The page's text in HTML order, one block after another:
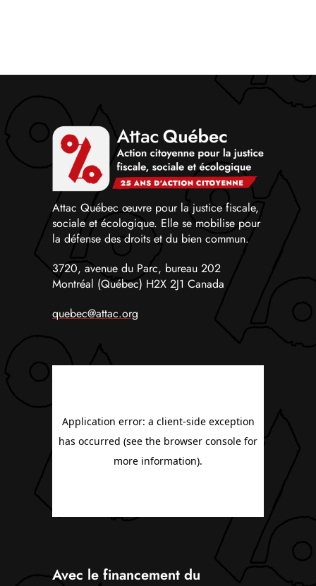
Attac Québec œuvre pour la justice fiscale,
sociale et écologique. Elle se mobilise pour
la défense des droits et du bien commun.
3720, avenue du Parc, bureau 202
Montréal (Québec) H2X 2J1 Canada
quebec@attac.org
Avec le financement du